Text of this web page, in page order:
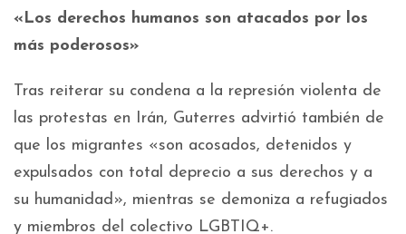
«Los derechos humanos son atacados por los
más poderosos»
Tras reiterar su condena a la represión violenta de
las protestas en Irán, Guterres advirtió también de
que los migrantes «son acosados, detenidos y
expulsados con total deprecio a sus derechos y a
su humanidad», mientras se demoniza a refugiados
y miembros del colectivo LGBTIQ+.